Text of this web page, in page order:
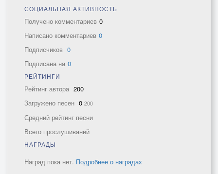
СОЦИАЛЬНАЯ АКТИВНОСТЬ
Получено комментариев 0
Написано комментариев 0
Подписчиков 0
Подписана на 0
РЕЙТИНГИ
Рейтинг автора 200
Загружено песен 0 200
Средний рейтинг песни
Всего прослушиваний
НАГРАДЫ
Наград пока нет. Подробнее о наградах